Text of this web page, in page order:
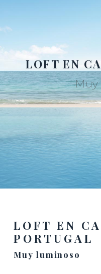
LOFT EN
Muy
LOFT EN
PORTUGAL
Muy luminoso